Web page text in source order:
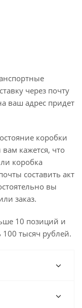
через почту
ваш адрес придет
коробки
вам кажется, что
коробка
составить акт
вы
заказ.
10 позиций и
тысяч рублей.